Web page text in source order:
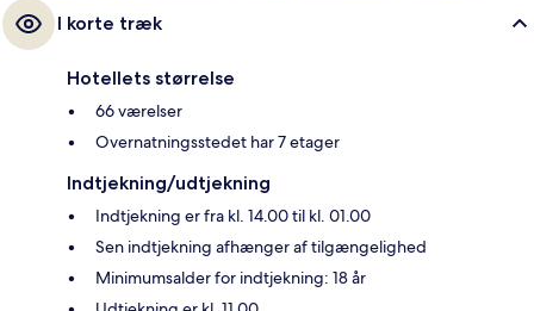
I korte træk
Hotellets størrelse
66 værelser
Overnatningsstedet har 7 etager
Indtjekning/udtjekning
Indtjekning er fra kl. 14.00 til kl. 01.00
Sen indtjekning afhænger af tilgængelighed
Minimumsalder for indtjekning: 18 år